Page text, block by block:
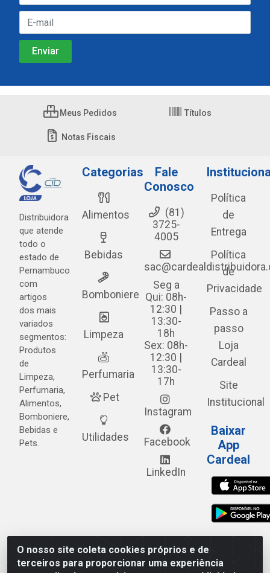
O nosso site coleta cookies próprios e de
terceiros para proporcionar uma experiência
Meus Pedidos Títulos
Notas Fiscais
Distribuidora
que atende
todo o
estado de
Pernambuco
com
artigos
dos mais
variados
segmentos:
Produtos
de
Limpeza,
Perfumaria,
Alimentos,
Bomboniere,
Bebidas e
Pets.
Categorias
Alimentos
Bebidas
Bomboniere
Limpeza
Perfumaria
Pet
Utilidades
Fale
Conosco
(81)
3725-
4005
Seg a
Qui: 08h-
12:30 |
13:30-
18h
Sex: 08h-
12:30 |
13:30-
17h
Instagram
Facebook
LinkedIn
Política
de
Entrega
Política
de
Privacidade
Passo a
passo
Loja
Cardeal
Site
Institucional
Baixar
App
Cardeal
Cardeal Distribuidora - Estrada Alto do Moura, 582 - Alto
do Moura - Caruaru/PE - CEP 55.040-120 - CNPJ